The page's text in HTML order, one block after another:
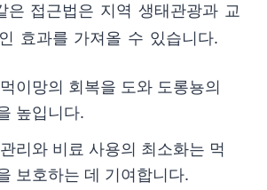
은 접근법은 지역 생태관광과 교
효과를 가져올 수 있습니다.
이망의 회복을 도와 도롱뇽의
높입니다.
리와 비료 사용의 최소화는 먹
보호하는 데 기여합니다.